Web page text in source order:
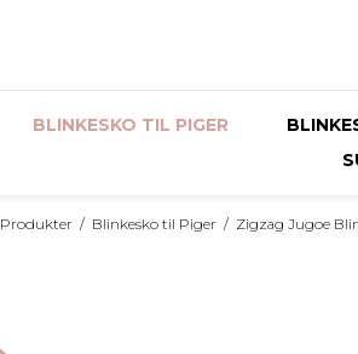
BLINKESKO TIL PIGER
Produkter / Blinkesko til Piger / Zigzag Jugoe